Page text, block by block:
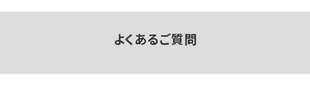
よくあるご質問